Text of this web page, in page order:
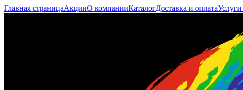
Главная страницаАкцииО компанииКаталогДоставка и оплатаУслуги